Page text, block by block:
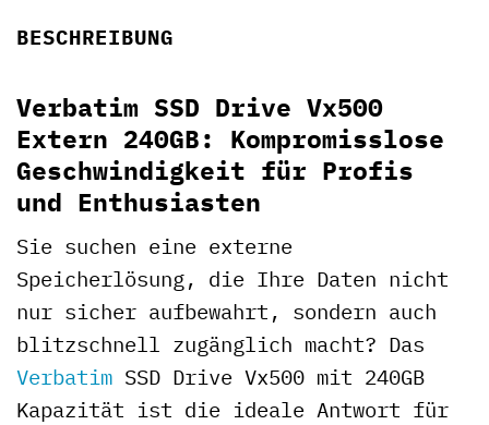
BESCHREIBUNG
Verbatim SSD Drive Vx500
Extern 240GB: Kompromisslose
Geschwindigkeit für Profis
und Enthusiasten
Sie suchen eine externe
Speicherlösung, die Ihre Daten nicht
nur sicher aufbewahrt, sondern auch
blitzschnell zugänglich macht? Das
Verbatim SSD Drive Vx500 mit 240GB
Kapazität ist die ideale Antwort für